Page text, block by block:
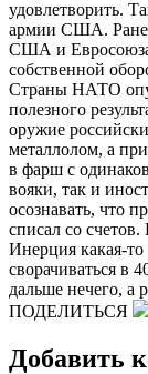
удовлетворить.
армии США.
США и Евросоюза
собственной
Страны НАТО
полезного
оружие
металлолом, а
в фарш с
вояки, так и
осознавать, что
списал со
Инерция какая-​то
сворачиваться в
дальше нечего, а
ПОДЕЛИТЬСЯ
Добавить